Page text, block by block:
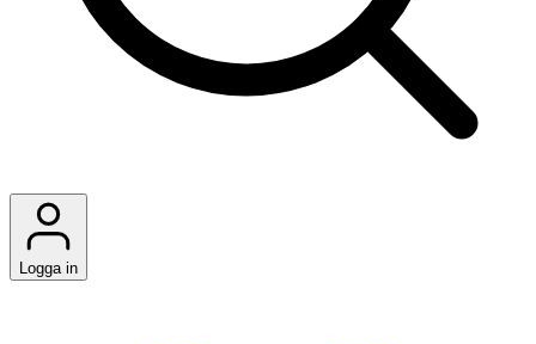
Logga in